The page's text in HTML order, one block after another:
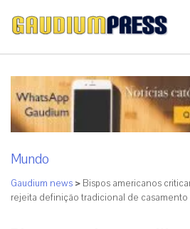
Mundo
Gaudium news > Bispos americanos
rejeita definição tradicional de casamento